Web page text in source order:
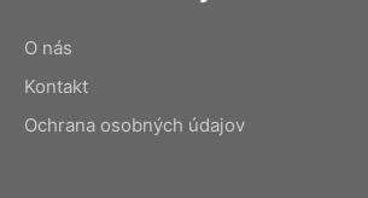
O nás
Kontakt
Ochrana osobných údajov